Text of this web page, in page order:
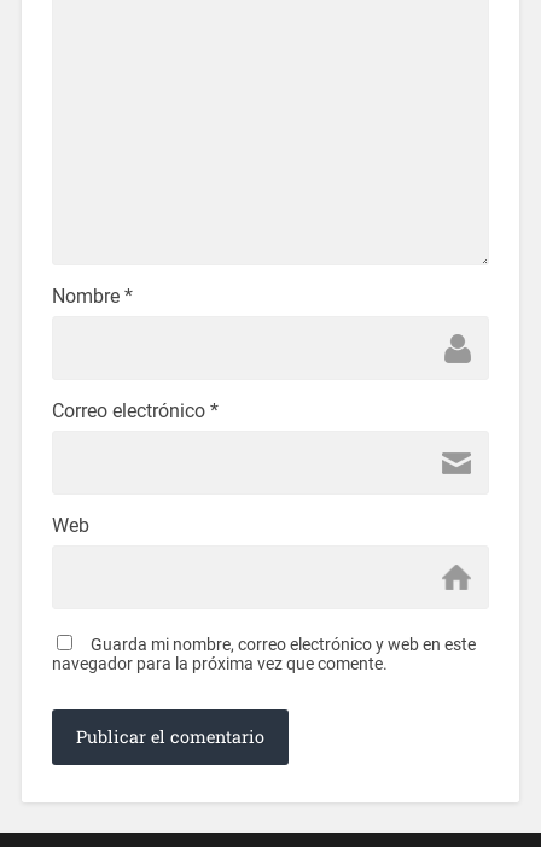
Nombre *
Correo electrónico *
Web
Guarda mi nombre, correo electrónico y web en este
navegador para la próxima vez que comente.